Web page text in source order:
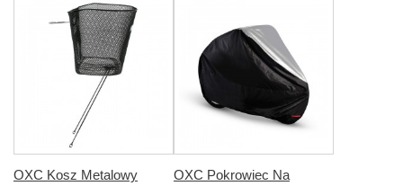
OXC Kosz Metalowy
OXC Pokrowiec Na